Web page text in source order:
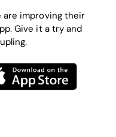
are improving their
Give it a try and